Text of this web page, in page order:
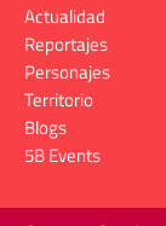
Actualidad
Reportajes
Personajes
Territorio
Blogs
5B Events